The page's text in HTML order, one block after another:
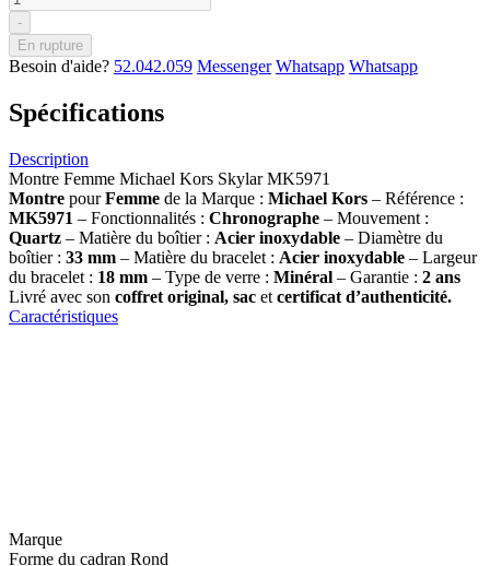
-
En rupture
Besoin d'aide? 52.042.059 Messenger Whatsapp Whatsapp
Spécifications
Description
Montre Femme Michael Kors Skylar MK5971
Montre pourFemme de la Marque : Michael Kors – Référence :
MK5971 – Fonctionnalités : Chronographe – Mouvement :
Quartz – Matière du boîtier : Acier inoxydable – Diamètre du
boîtier : 33 mm – Matière du bracelet : Acier inoxydable – Largeur
du bracelet : 18 mm – Type de verre : Minéral – Garantie : 2 ans
Livré avec son coffret original, sac et certificat d’authenticité.
Caractéristiques
Marque
Forme du cadran Rond